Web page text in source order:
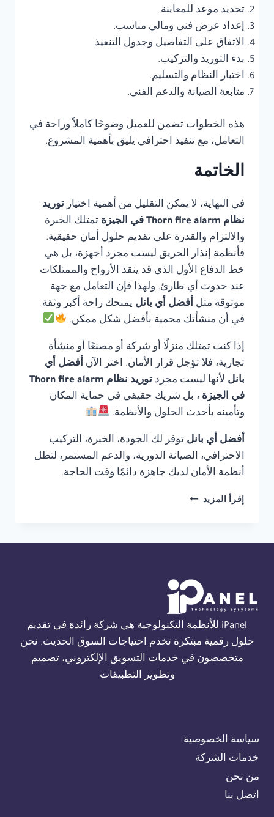
تحديد موعد للمعاينة.
إعداد عرض فني ومالي مناسب.
الاتفاق على التفاصيل وجدول التنفيذ.
بدء التوريد والتركيب.
اختبار النظام والتسليم.
متابعة الصيانة والدعم الفني.
هذه الخطوات تضمن للعميل وضوحًا كاملاً وراحة في
التعامل، مع تنفيذ احترافي يليق بأهمية المشروع.
الخاتمة
في النهاية، لا يمكن التقليل من أهمية اختيار توريد
نظام Thorn fire alarm في الجيزة
تمتلك الخبرة
والالتزام والقدرة على تقديم حلول أمان حقيقية.
فأنظمة إنذار الحريق ليست مجرد أجهزة، بل هي
خط الدفاع الأول الذي قد ينقذ الأرواح والممتلكات
عند حدوث أي طارئ. ولهذا فإن التعامل مع جهة
موثوقة مثل أفضل أي بانل يمنحك راحة أكبر وثقة
في أن منشأتك محمية بأفضل شكل ممكن.
إذا كنت تمتلك منزلًا أو شركة أو مصنعًا أو منشأة
تجارية، فلا تؤجل قرار الأمان. اختر الآن أفضل أي
بانل لأنها ليست مجرد
توريد نظام Thorn fire alarm
في الجيزة ، بل شريك حقيقي في حماية المكان
وتأمينه بأحدث الحلول والأنظمة.
أفضل أي بانل توفر لك الجودة، الخبرة، التركيب
الاحترافي، الصيانة الدورية، والدعم المستمر، لتظل
أنظمة الأمان لديك جاهزة دائمًا وقت الحاجة.
إقرأ المزيد توريد
01554305486
iPanel للأنظمة التكنولوجية هي شركة رائدة في تقديم
حلول رقمية مبتكرة تخدم احتياجات السوق الحديث. نحن
متخصصون في خدمات التسويق الإلكتروني، تصميم
وتطوير التطبيقات
سياسة الخصوصية
خدمات الشركة
من نحن
اتصل بنا